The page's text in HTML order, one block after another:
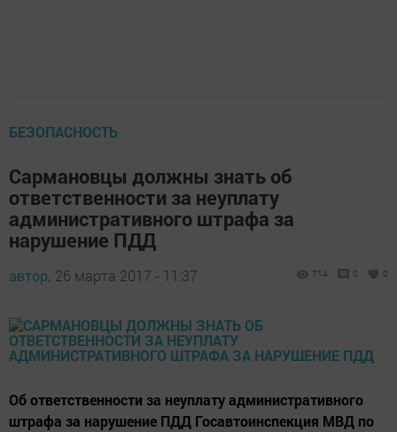
БЕЗОПАСНОСТЬ
Сармановцы должны знать об
ответственности за неуплату
административного штрафа за
нарушение ПДД
автор, 26 марта 2017 - 11:37 714 0 0
Об ответственности за неуплату административного
штрафа за нарушение ПДД Госавтоинспекция МВД по